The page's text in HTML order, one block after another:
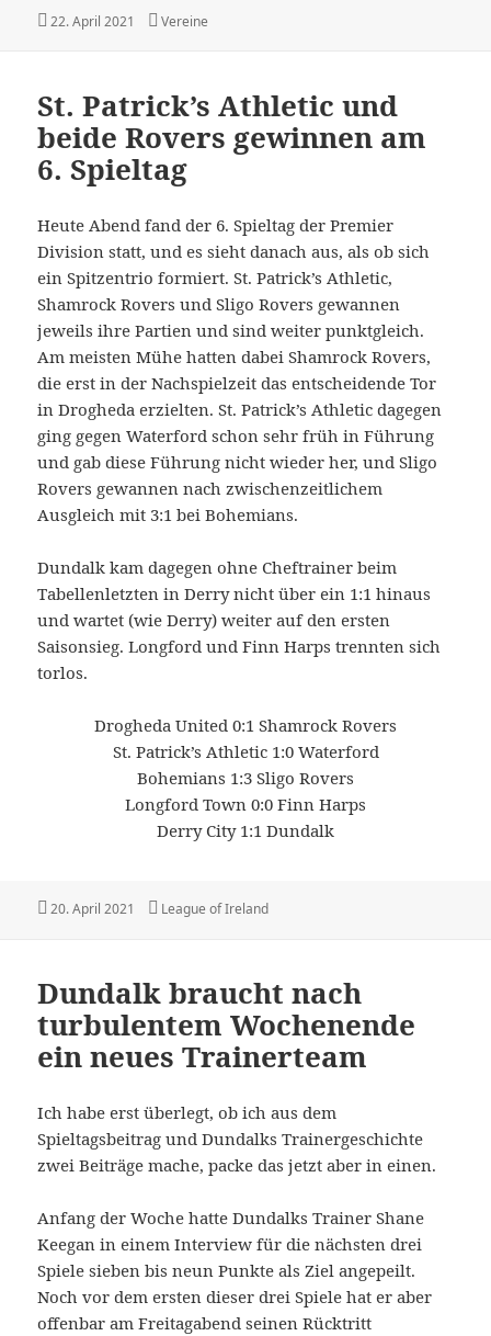
Veröffentlicht
22. April 2021 Kategorien
Vereine
St. Patrick’s Athletic und
beide Rovers gewinnen am
6. Spieltag
Heute Abend fand der 6. Spieltag der Premier
Division statt, und es sieht danach aus, als ob sich
ein Spitzentrio formiert. St. Patrick’s Athletic,
Shamrock Rovers und Sligo Rovers gewannen
jeweils ihre Partien und sind weiter punktgleich.
Am meisten Mühe hatten dabei Shamrock Rovers,
die erst in der Nachspielzeit das entscheidende Tor
in Drogheda erzielten. St. Patrick’s Athletic dagegen
ging gegen Waterford schon sehr früh in Führung
und gab diese Führung nicht wieder her, und Sligo
Rovers gewannen nach zwischenzeitlichem
Ausgleich mit 3:1 bei Bohemians.
Dundalk kam dagegen ohne Cheftrainer beim
Tabellenletzten in Derry nicht über ein 1:1 hinaus
und wartet (wie Derry) weiter auf den ersten
Saisonsieg. Longford und Finn Harps trennten sich
torlos.
Drogheda United 0:1 Shamrock Rovers
St. Patrick’s Athletic 1:0 Waterford
Bohemians 1:3 Sligo Rovers
Longford Town 0:0 Finn Harps
Derry City 1:1 Dundalk
Veröffentlicht
20. April 2021 Kategorien
League of Ireland
Dundalk braucht nach
turbulentem Wochenende
ein neues Trainerteam
Ich habe erst überlegt, ob ich aus dem
Spieltagsbeitrag und Dundalks Trainergeschichte
zwei Beiträge mache, packe das jetzt aber in einen.
Anfang der Woche hatte Dundalks Trainer Shane
Keegan in einem Interview für die nächsten drei
Spiele sieben bis neun Punkte als Ziel angepeilt.
Noch vor dem ersten dieser drei Spiele hat er aber
offenbar am Freitagabend seinen Rücktritt